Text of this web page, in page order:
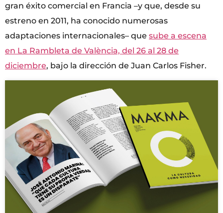
gran éxito comercial en Francia –y que, desde su
estreno en 2011, ha conocido numerosas
adaptaciones internacionales– que sube a escena
en La Rambleta de València, del 26 al 28 de
diciembre, bajo la dirección de Juan Carlos Fisher.